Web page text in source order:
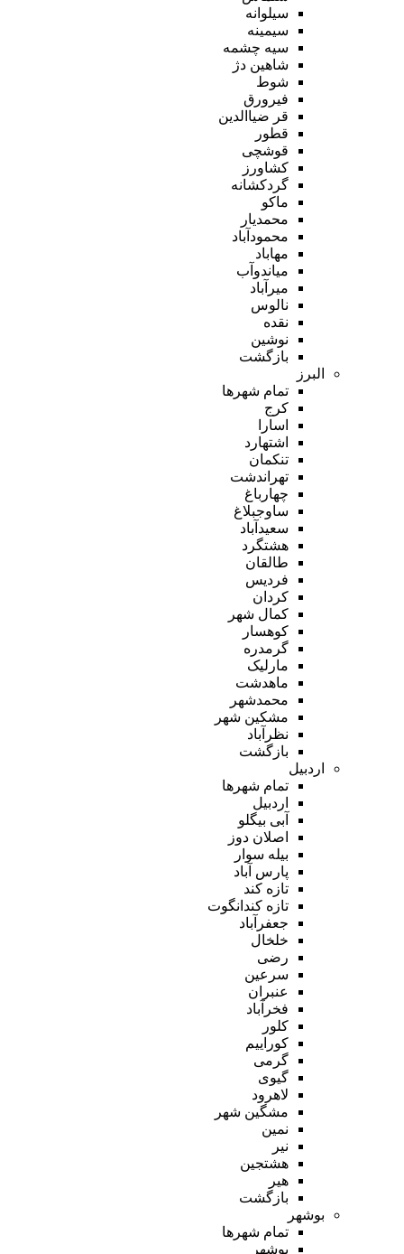
سیلوانه
سیمینه
سیه چشمه
شاهین دژ
شوط
فیرورق
قر ضیاالدین
قطور
قوشچی
کشاورز
گردکشانه
ماکو
محمدیار
محمودآباد
مهاباد
میاندوآب
میرآباد
نالوس
نقده
نوشین
بازگشت
البرز
تمام شهر‌ها
کرج
اسارا
اشتهارد
تنکمان
تهراندشت
چهارباغ
ساوجبلاغ
سعیدآباد
هشتگرد
طالقان
فردیس
کردان
کمال شهر
کوهسار
گرمدره
مارلیک
ماهدشت
محمدشهر
مشکین شهر
نظرآباد
بازگشت
اردبیل
تمام شهر‌ها
اردبیل
آبی بیگلو
اصلان دوز
بیله سوار
پارس آباد
تازه کند
تازه کندانگوت
جعفرآباد
خلخال
رضی
سرعین
عنبران
فخرآباد
کلور
کوراییم
گرمی
گیوی
لاهرود
مشگین شهر
نمین
نیر
هشتجین
هیر
بازگشت
بوشهر
تمام شهر‌ها
بوشهر